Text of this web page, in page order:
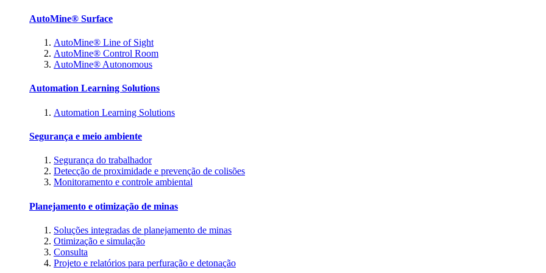
AutoMine® Surface
AutoMine® Line of Sight
AutoMine® Control Room
AutoMine® Autonomous
Automation Learning Solutions
Automation Learning Solutions
Segurança e meio ambiente
Segurança do trabalhador
Detecção de proximidade e prevenção de colisões
Monitoramento e controle ambiental
Planejamento e otimização de minas
Soluções integradas de planejamento de minas
Otimização e simulação
Consulta
Projeto e relatórios para perfuração e detonação